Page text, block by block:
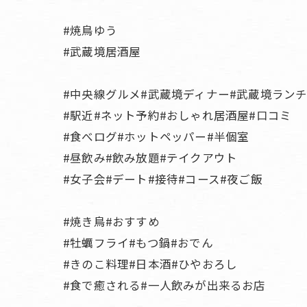
#焼鳥ゆう
#武蔵境居酒屋
#中央線グルメ#武蔵境ディナー#武蔵境ランチ
#駅近#ネット予約#おしゃれ居酒屋#口コミ
#食べログ#ホットペッパー#半個室
#昼飲み#飲み放題#テイクアウト
#女子会#デート#接待#コース#夜ご飯
#焼き鳥#おすすめ
#牡蠣フライ#もつ鍋#おでん
#きのこ料理#日本酒#ひやおろし
#食で癒される#一人飲みが出来るお店